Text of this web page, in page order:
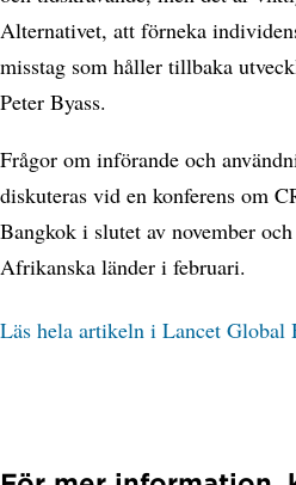
Alternativet, att förneka
misstag som håller tillbaka
Peter Byass.
Frågor om införande och
diskuteras vid en konferens om
Bangkok i slutet av november
Afrikanska länder i februari.
Läs hela artikeln i Lancet Global